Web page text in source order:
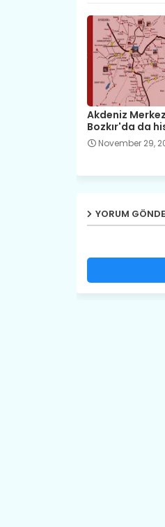
Akdeniz
Bozkır'da da
November 29,
YORUM